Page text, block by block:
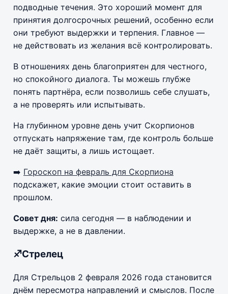
подводные течения. Это хороший момент для
принятия долгосрочных решений, особенно если
они требуют выдержки и терпения. Главное —
не действовать из желания всё контролировать.
В отношениях день благоприятен для честного,
но спокойного диалога. Ты можешь глубже
понять партнёра, если позволишь себе слушать,
а не проверять или испытывать.
На глубинном уровне день учит Скорпионов
отпускать напряжение там, где контроль больше
не даёт защиты, а лишь истощает.
➡️ Гороскоп на февраль для Скорпиона
подскажет, какие эмоции стоит оставить в
прошлом.
Совет дня: сила сегодня — в наблюдении и
выдержке, а не в давлении.
♐Стрелец
Для Стрельцов 2 февраля 2026 года становится
днём пересмотра направлений и смыслов. После